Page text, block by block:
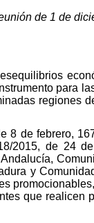
de 1 de
para
regiones
8 de febrero,
2015, de 24
y
que realicen